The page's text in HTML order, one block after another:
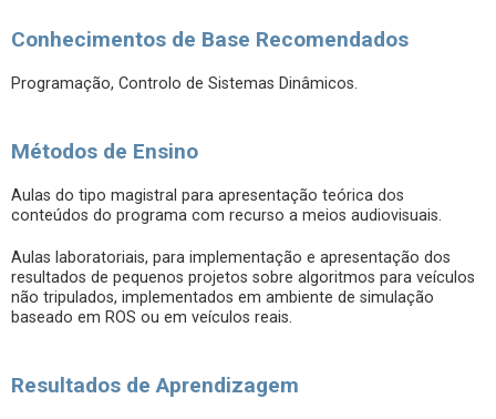
Conhecimentos de Base Recomendados
Programação, Controlo de Sistemas Dinâmicos.
Métodos de Ensino
Aulas do tipo magistral para apresentação teórica dos
conteúdos do programa com recurso a meios audiovisuais.
Aulas laboratoriais, para implementação e apresentação dos
resultados de pequenos projetos sobre algoritmos para veículos
não tripulados, implementados em ambiente de simulação
baseado em ROS ou em veículos reais.
Resultados de Aprendizagem